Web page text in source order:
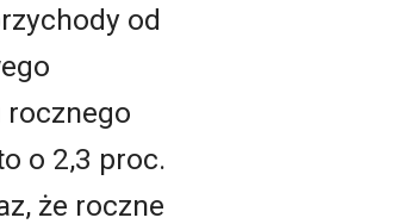
od
rocznego
o 2,3 proc.
że roczne